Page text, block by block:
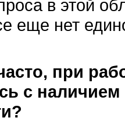
в этой
еще нет
при
с